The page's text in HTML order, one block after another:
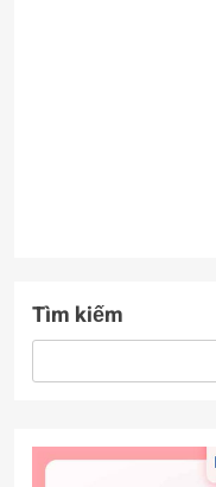
Tìm kiếm